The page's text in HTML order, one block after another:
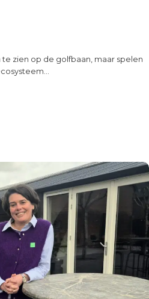
zien op de golfbaan, maar spelen